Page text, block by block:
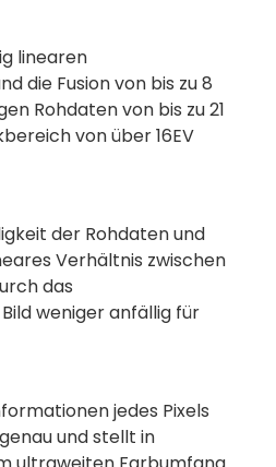
linearen
die Fusion von bis zu 8
Rohdaten von bis zu 21
von über 16EV
der Rohdaten und
Verhältnis zwischen
das
weniger anfällig für
jedes Pixels
und stellt in